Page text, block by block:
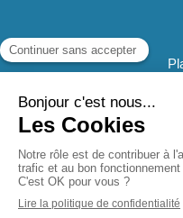
® 2024 CD@C - Cap
Création et référencement du
Site partenaire deFNAE